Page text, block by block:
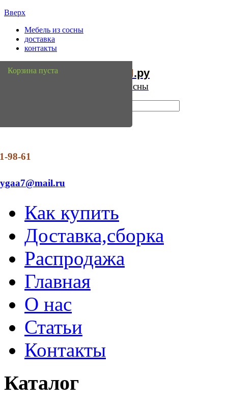
Вверх
Мебель из сосны
доставка
контакты
Мебель Сосны.ру
Интернет магазин мебели из сосны
98-61
Как купить
Доставка,сборка
Распродажа
Главная
О нас
Статьи
Контакты
Корзина пуста
Каталог